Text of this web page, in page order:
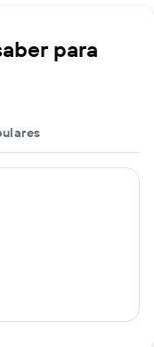
para